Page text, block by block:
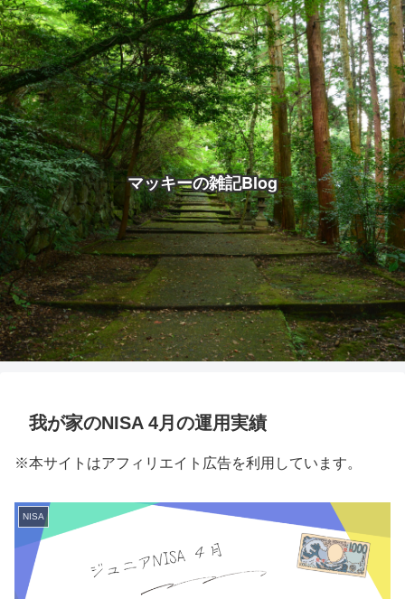
マッキーの雑記Blog
我が家のNISA 4月の運用実績
※本サイトはアフィリエイト広告を利用しています。
NISA